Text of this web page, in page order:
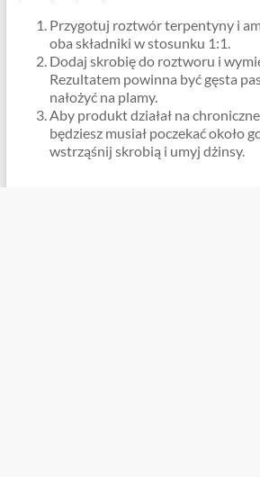
Przygotuj roztwór terpentyny i
oba składniki w stosunku 1:1.
Dodaj skrobię do roztworu i
Rezultatem powinna być gęsta
nałożyć na plamy.
Aby produkt działał na
będziesz musiał poczekać około
wstrząśnij skrobią i umyj dżinsy.